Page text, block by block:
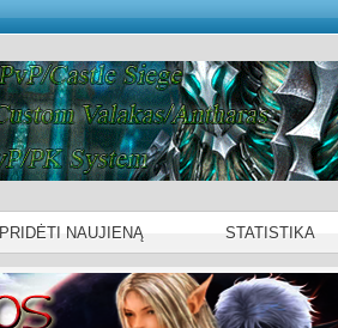
PRIDĖTI NAUJIENĄ STATISTIKA